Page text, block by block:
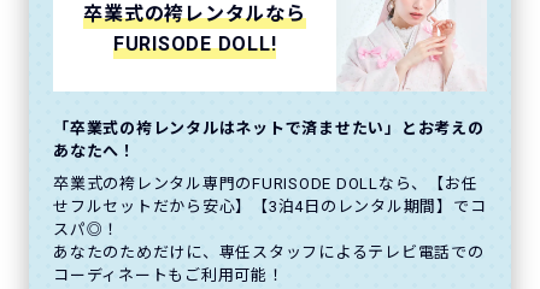
卒業式の袴レンタルなら
FURISODE DOLL!
「卒業式の袴レンタルはネットで済ませたい」とお考えの
あなたへ！
卒業式の袴レンタル専門のFURISODE DOLLなら、【お任
せフルセットだから安心】【3泊4日のレンタル期間】でコ
スパ◎！
あなたのためだけに、専任スタッフによるテレビ電話での
コーディネートもご利用可能！